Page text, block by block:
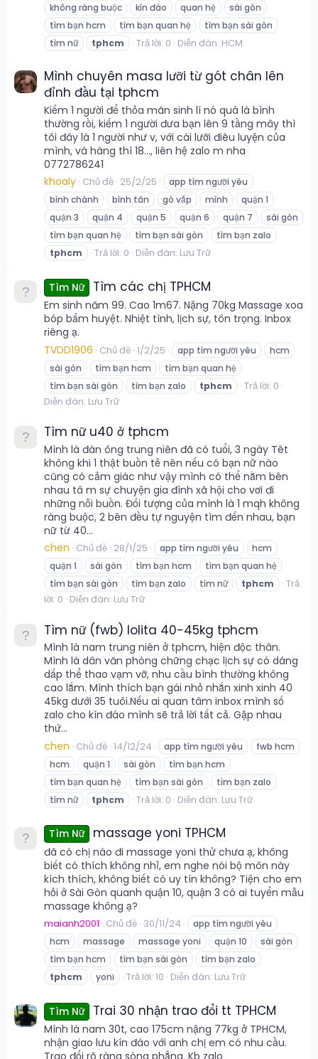
không ràng buộc kín đáo quan hệ
sài gòn
tìm bạn hcm
tìm bạn quan hệ
tìm bạn sài gòn
tìm nữ
tphcm Trả lời: 0 Diễn đàn: HCM
Mình chuyên masa lưỡi từ gót chân lên
đỉnh đầu tại tphcm
Kiếm 1 người để thỏa mãn sinh lí nó quá là bình
thường rồi, kiếm 1 người đưa bạn lên 9 tầng mây thì
tôi đây là 1 người như v, với cái lưỡi điêu luyện của
mình, và hàng thì 18..., liên hệ zalo m nha
0772786241
khoaly Chủ đề 25/2/25
app tìm người yêu
bình chánh
bình tân gò vấp mình
quận 1
quận 3
quận 4 quận 5 quận 6 quận 7
sài gòn
tìm bạn quan hệ
tìm bạn sài gòn
tìm bạn zalo
tphcm
Trả lời: 0 Diễn đàn: Lưu Trữ
Tìm Nữ Tìm các chị TPHCM
Em sinh năm 99. Cao 1m67. Nặng 70kg Massage xoa
bóp bấm huyệt. Nhiệt tình, lịch sự, tôn trọng. Inbox
riêng ạ.
TVDD1906 Chủ đề 1/2/25 app tìm người yêu
hcm
sài gòn
tìm bạn hcm
tìm bạn quan hệ
tìm bạn sài gòn
tìm bạn zalo tphcm
Trả lời: 0
Diễn đàn: Lưu Trữ
Tìm nữ u40 ở tphcm
Mình là đàn ông trung niên đã có tuổi, 3 ngày Têt
không khi 1 thật buồn tẻ nên nếu có bạn nữ nào
cũng có cảm giác như vậy mình có thể nằm bên
nhau tâ m sự chuyện gia đình xã hội cho vơi đi
những nỗi buồn. Đối tượng của mình là 1 mqh không
ràng buộc, 2 bên đều tự nguyện tìm đến nhau, bạn
nữ từ 40...
chen Chủ đề 28/1/25 app tìm người yêu
hcm
quận 1
sài gòn tìm bạn hcm
tìm bạn quan hệ
tìm bạn sài gòn
tìm bạn zalo tìm nữ tphcm
Trả
lời: 0 Diễn đàn: Lưu Trữ
Tìm nữ (fwb) lolita 40-45kg tphcm
Mình là nam trung niên ở tphcm, hiện độc thân.
Mình là dân văn phòng chững chạc lịch sự có dáng
dấp thể thao vạm vỡ, nhu cầu bình thường không
cao lắm. Mình thích bạn gái nhỏ nhắn xinh xinh 40
45kg dưới 35 tuôi.Nếu ai quan tâm inbox mình số
zalo cho kín đáo mình sẽ trả lời tất cả. Gặp nhau
thứ...
chen Chủ đề 14/12/24 app tìm người yêu
fwb hcm
hcm
quận 1 sài gòn
tìm bạn hcm
tìm bạn quan hệ
tìm bạn sài gòn
tìm bạn zalo
tìm nữ
tphcm Trả lời: 0 Diễn đàn: Lưu Trữ
Tìm Nữ massage yoni TPHCM
đã có chị nào đi massage yoni thử chưa ạ, không
biết có thích không nhỉ, em nghe nói bộ môn này
kích thích, không biết có uy tín không? Tiện cho em
hỏi ở Sài Gòn quanh quận 10, quận 3 có ai tuyển mẫu
massage không ạ?
maianh2001 Chủ đề 30/11/24
app tìm người yêu
hcm
massage massage yoni quận 10
sài gòn
tìm bạn hcm
tìm bạn sài gòn
tìm bạn zalo
tphcm
yoni Trả lời: 10 Diễn đàn: Lưu Trữ
Tìm Nữ Trai 30 nhận trao đổi tt TPHCM
Mình là nam 30t, cao 175cm nặng 77kg ở TPHCM,
nhận giao lưu kín đáo với anh chị em có nhu cầu.